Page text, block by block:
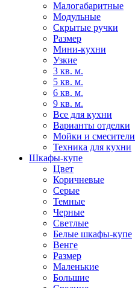
Малогабаритные
Модульные
Скрытые ручки
Размер
Мини-кухни
Узкие
3 кв. м.
5 кв. м.
6 кв. м.
9 кв. м.
Все для кухни
Варианты отделки
Мойки и смесители
Техника для кухни
Шкафы-купе
Цвет
Коричневые
Серые
Темные
Черные
Светлые
Белые шкафы-купе
Венге
Размер
Маленькие
Большие